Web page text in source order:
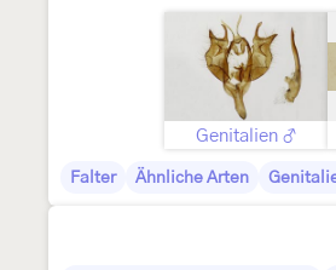
Genitalien ♂
Falter Ähnliche Arten